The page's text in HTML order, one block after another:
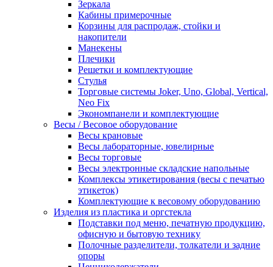
Зеркала
Кабины примерочные
Корзины для распродаж, стойки и
накопители
Манекены
Плечики
Решетки и комплектующие
Стулья
Торговые системы Joker, Uno, Global, Vertical,
Neo Fix
Экономпанели и комплектующие
Весы / Весовое оборудование
Весы крановые
Весы лабораторные, ювелирные
Весы торговые
Весы электронные складские напольные
Комплексы этикетирования (весы с печатью
этикеток)
Комплектующие к весовому оборудованию
Изделия из пластика и оргстекла
Подставки под меню, печатную продукцию,
офисную и бытовую технику
Полочные разделители, толкатели и задние
опоры